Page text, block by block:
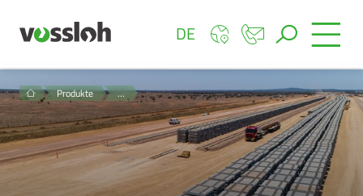
DE
Produkte …